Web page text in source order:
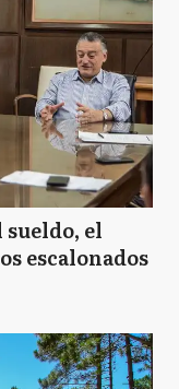
el
escalonados